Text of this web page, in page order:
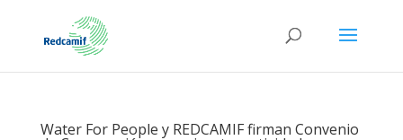
Water For People y REDCAMIF firman Convenio